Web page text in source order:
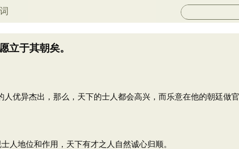
立于其朝矣。
优异杰出，那么，天下的士人都会高兴，而乐意在他的朝廷做官
人地位和作用，天下有才之人自然诚心归顺。